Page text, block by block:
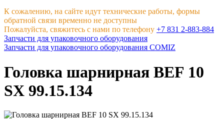
К сожалению, на сайте идут технические работы, формы
обратной связи временно не доступны
Пожалуйста, свяжитесь с нами по телефону +7 831 2-883-884
Запчасти для упаковочного оборудования
Запчасти для упаковочного оборудования COMIZ
Головка шарнирная BEF 10
SX 99.15.134